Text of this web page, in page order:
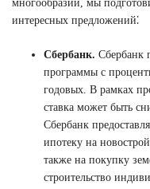
многообразии, мы
интересных предложений⁚
Сбербанк. Сбербанк
программы с
годовых. В рамках
ставка может быть
Сбербанк
ипотеку на
также на покупку
строительство